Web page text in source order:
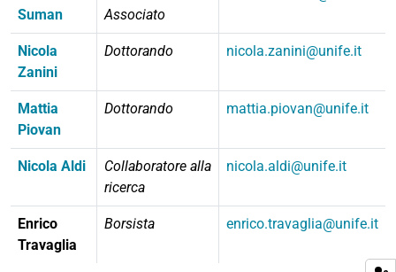
Suman
Associato
Nicola
Zanini
Dottorando nicola.zanini@unife.it
Mattia
Piovan
Dottorando mattia.piovan@unife.it
Nicola Aldi
Collaboratore alla
ricerca
nicola.aldi@unife.it
Enrico
Travaglia
Borsista enrico.travaglia@unife.it